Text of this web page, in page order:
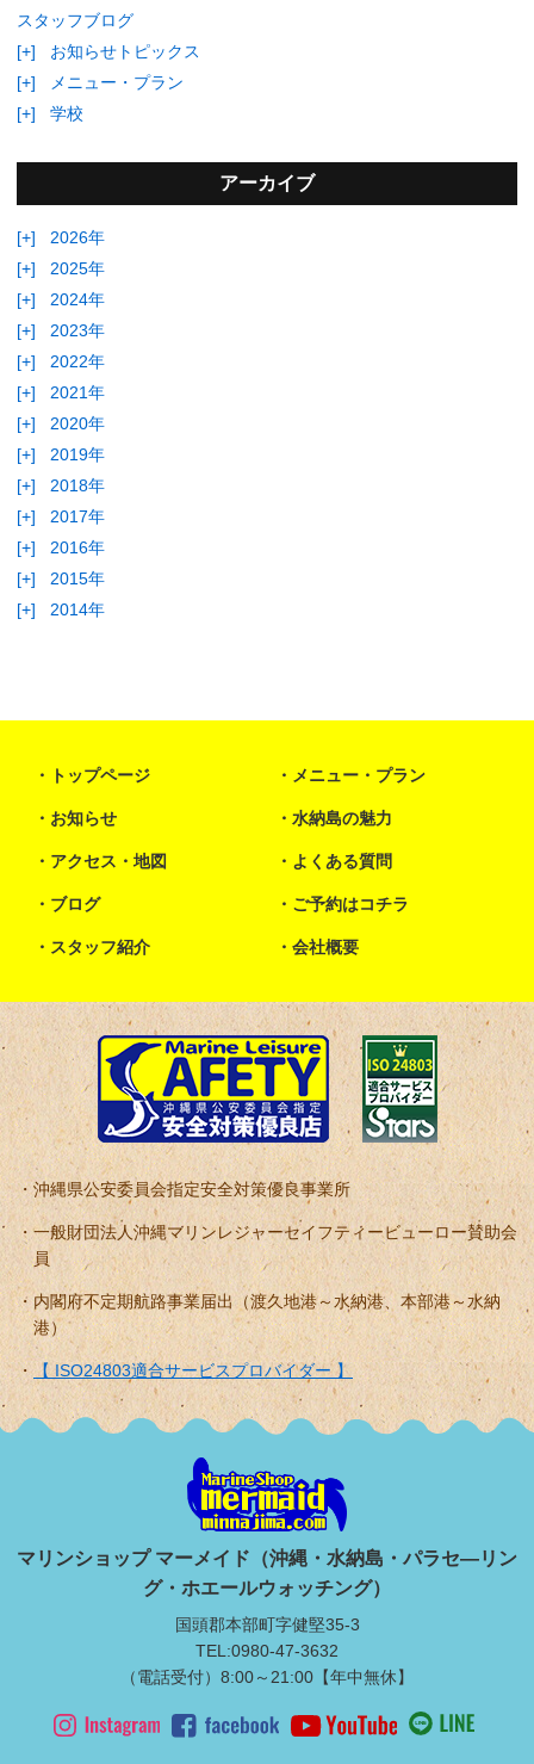
スタッフブログ
[+]
お知らせトピックス
[+]
メニュー・プラン
[+]
学校
アーカイブ
[+]
2026年
[+]
2025年
[+]
2024年
[+]
2023年
[+]
2022年
[+]
2021年
[+]
2020年
[+]
2019年
[+]
2018年
[+]
2017年
[+]
2016年
[+]
2015年
[+]
2014年
トップページ メニュー・プラン
お知らせ 水納島の魅力
アクセス・地図 よくある質問
ブログ ご予約はコチラ
スタッフ紹介 会社概要
沖縄県公安委員会指定安全対策優良事業所
一般財団法人沖縄マリンレジャーセイフティービューロー賛助会
員
内閣府不定期航路事業届出（渡久地港～水納港、本部港～水納
港）
【 ISO24803適合サービスプロバイダー 】
マリンショップ マーメイド（沖縄・水納島・パラセ―リン
グ・ホエールウォッチング）
国頭郡本部町字健堅35-3
TEL:0980-47-3632
（電話受付）8:00～21:00【年中無休】